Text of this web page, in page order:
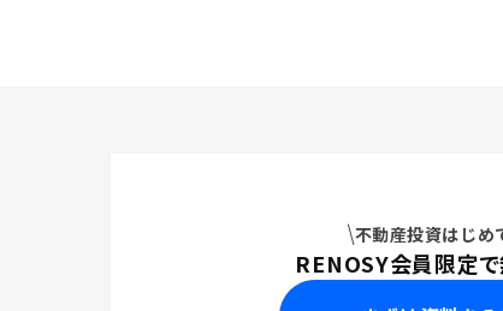
不動産投資はじめ
RENOSY会員限定で